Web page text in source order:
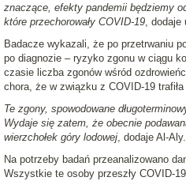
znaczące, efekty pandemii będziemy
które przechorowały COVID-19, dodaje
Badacze wykazali, że po przetrwaniu
po diagnozie – ryzyko zgonu w ciągu
czasie liczba zgonów wśród
chora, że w związku z COVID-19
Te zgony, spowodowane
Wydaje się zatem, że obecnie
wierzchołek góry lodowej, dodaje Al-Aly.
Na potrzeby badań przeanalizowano
Wszystkie te osoby przeszły COVID-